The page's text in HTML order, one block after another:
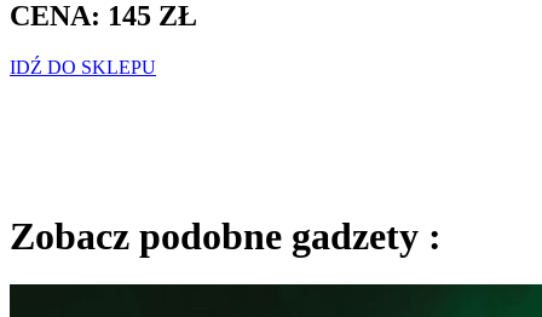
CENA: 145 ZŁ
IDŹ DO SKLEPU
Zobacz podobne gadzety :